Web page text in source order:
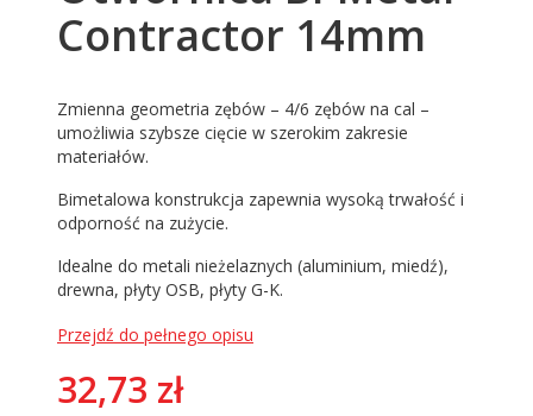
Contractor 14mm
Zmienna geometria zębów – 4/6 zębów na cal –
umożliwia szybsze cięcie w szerokim zakresie
materiałów.
Bimetalowa konstrukcja zapewnia wysoką trwałość i
odporność na zużycie.
Idealne do metali nieżelaznych (aluminium, miedź),
drewna, płyty OSB, płyty G-K.
Przejdź do pełnego opisu
Cena
32,73 zł